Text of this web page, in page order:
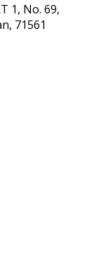
1, No. 69,
71561